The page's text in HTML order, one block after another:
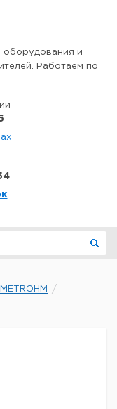
оборудования и
Работаем по